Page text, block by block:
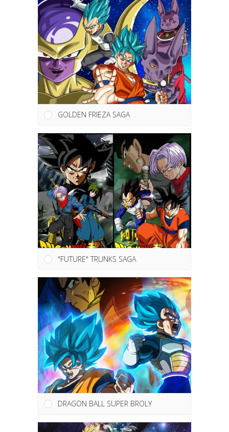
GOLDEN FRIEZA SAGA
"FUTURE" TRUNKS SAGA
DRAGON BALL SUPER BROLY